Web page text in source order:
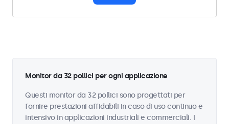
Monitor da 32 pollici per ogni applicazione
Questi monitor da 32 pollici sono progettati per
fornire prestazioni affidabili in caso di uso continuo e
intensivo in applicazioni industriali e commerciali. I